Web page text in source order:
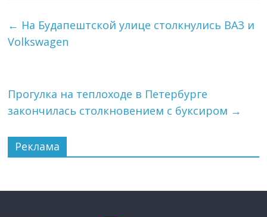
← На Будапештской улице столкнулись ВАЗ и
Volkswagen
Прогулка на теплоходе в Петербурге
закончилась столкновением с буксиром →
Реклама